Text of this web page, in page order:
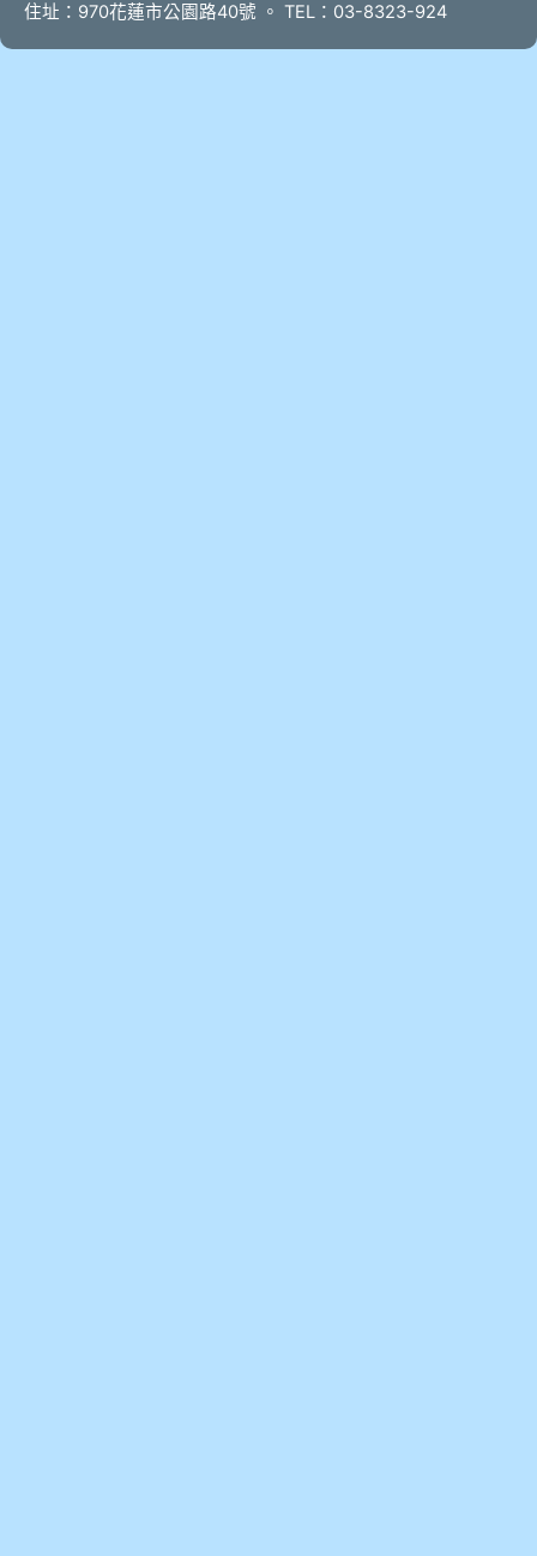
住址：970花蓮市公園路40號 。 TEL：03-8323-924